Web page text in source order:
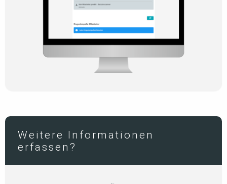
Weitere Informationen
erfassen?